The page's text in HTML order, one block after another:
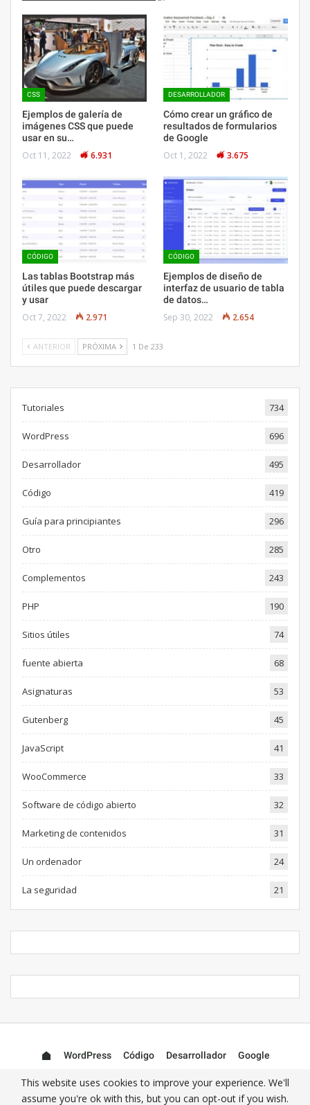
CSS
Ejemplos de galería de
imágenes CSS que puede
usar en su…
Oct 11, 2022 6.931
DESARROLLADOR
Cómo crear un gráfico de
resultados de formularios
de Google
Oct 1, 2022 3.675
CÓDIGO
Las tablas Bootstrap más
útiles que puede descargar
y usar
Oct 7, 2022 2.971
CÓDIGO
Ejemplos de diseño de
interfaz de usuario de tabla
de datos…
Sep 30, 2022 2.654
ANTERIOR PRÓXIMA 1 De 233
Tutoriales 734
WordPress 696
Desarrollador 495
Código 419
Guía para principiantes 296
Otro 285
Complementos 243
PHP 190
Sitios útiles 74
fuente abierta 68
Asignaturas 53
Gutenberg 45
JavaScript 41
WooCommerce 33
Software de código abierto 32
Marketing de contenidos 31
Un ordenador 24
La seguridad 21
WordPress Código Desarrollador
Google
This website uses cookies to improve your experience. We'll
assume you're ok with this, but you can opt-out if you wish.